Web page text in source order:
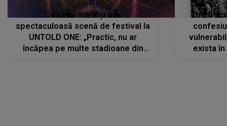
Cea mai mare și mai
spectaculoasă scenă de festival la
UNTOLD ONE: „Practic, nu ar
încăpea pe multe stadioane din
Charli
exista